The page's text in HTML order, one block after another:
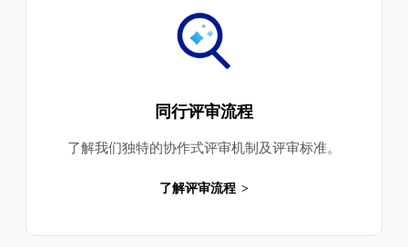
同行评审流程
了解我们独特的协作式评审机制及评审标准。
了解评审流程